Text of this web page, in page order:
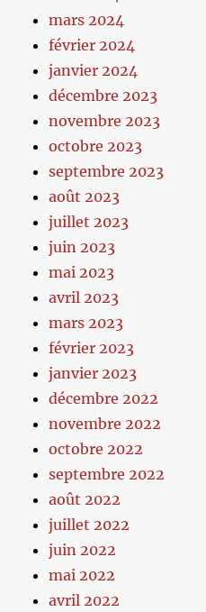
mars 2024
février 2024
janvier 2024
décembre 2023
novembre 2023
octobre 2023
septembre 2023
août 2023
juillet 2023
juin 2023
mai 2023
avril 2023
mars 2023
février 2023
janvier 2023
décembre 2022
novembre 2022
octobre 2022
septembre 2022
août 2022
juillet 2022
juin 2022
mai 2022
avril 2022